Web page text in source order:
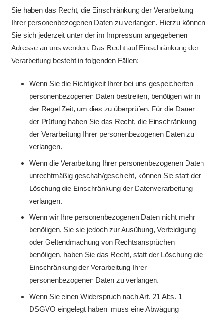
Sie haben das Recht, die Einschränkung der Verarbeitung
Ihrer personenbezogenen Daten zu verlangen. Hierzu können
Sie sich jederzeit unter der im Impressum angegebenen
Adresse an uns wenden. Das Recht auf Einschränkung der
Verarbeitung besteht in folgenden Fällen:
Wenn Sie die Richtigkeit Ihrer bei uns gespeicherten
personenbezogenen Daten bestreiten, benötigen wir in
der Regel Zeit, um dies zu überprüfen. Für die Dauer
der Prüfung haben Sie das Recht, die Einschränkung
der Verarbeitung Ihrer personenbezogenen Daten zu
verlangen.
Wenn die Verarbeitung Ihrer personenbezogenen Daten
unrechtmäßig geschah/geschieht, können Sie statt der
Löschung die Einschränkung der Datenverarbeitung
verlangen.
Wenn wir Ihre personenbezogenen Daten nicht mehr
benötigen, Sie sie jedoch zur Ausübung, Verteidigung
oder Geltendmachung von Rechtsansprüchen
benötigen, haben Sie das Recht, statt der Löschung die
Einschränkung der Verarbeitung Ihrer
personenbezogenen Daten zu verlangen.
Wenn Sie einen Widerspruch nach Art. 21 Abs. 1
DSGVO eingelegt haben, muss eine Abwägung